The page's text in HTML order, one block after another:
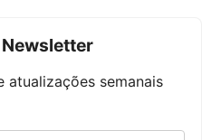
atualizações semanais